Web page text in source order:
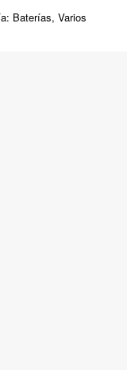
Baterías, Varios